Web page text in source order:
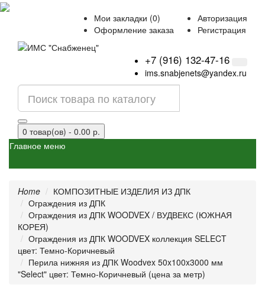
Авторизация
Регистрация
Мои закладки (0)
Оформление заказа
+7 (916) 132-47-16
ims.snabjenets@yandex.ru
0 товар(ов) - 0.00 р.
Главное меню
Home
КОМПОЗИТНЫЕ ИЗДЕЛИЯ ИЗ ДПК
Ограждения из ДПК
Ограждения из ДПК WOODVEX / ВУДВЕКС (ЮЖНАЯ
КОРЕЯ)
Ограждения из ДПК WOODVEX коллекция SELECT
цвет: Темно-Коричневый
Перила нижняя из ДПК Woodvex 50x100x3000 мм
"Select" цвет: Темно-Коричневый (цена за метр)